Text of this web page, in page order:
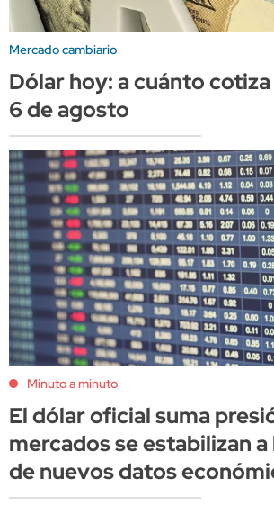
Mercado cambiario
Dólar hoy: a cuánto
6 de agosto
Minuto a minuto
El dólar oficial suma
mercados se estabilizan a
de nuevos datos